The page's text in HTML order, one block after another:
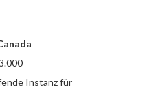
Instanz für